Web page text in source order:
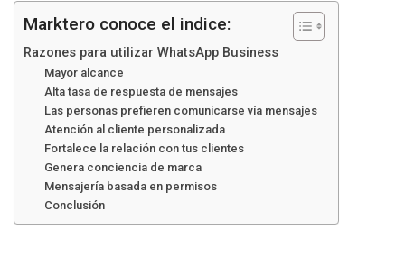
Marktero conoce el indice:
Razones para utilizar WhatsApp Business
Mayor alcance
Alta tasa de respuesta de mensajes
Las personas prefieren comunicarse vía mensajes
Atención al cliente personalizada
Fortalece la relación con tus clientes
Genera conciencia de marca
Mensajería basada en permisos
Conclusión